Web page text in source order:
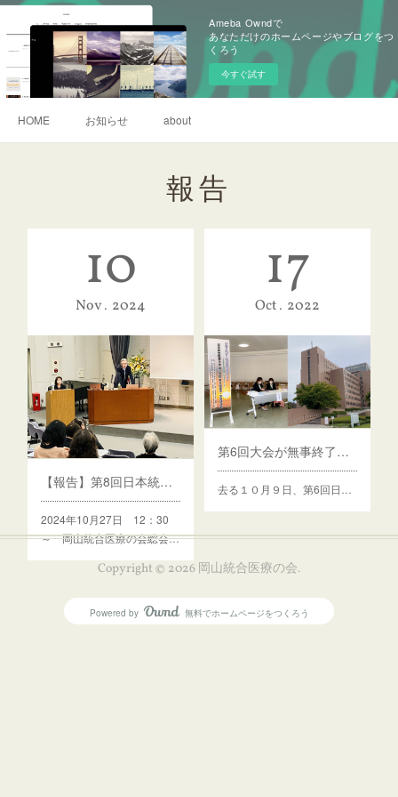
Ameba Owndで
あなただけのホームページやブログをつ
くろう
今すぐ試す
HOME お知らせ about
報告
10
Nov 2024
【報告】第8回日本統合医療学会岡山県支部総会・学術講演会 終了しました
2024年10月27日 12：30
～ 岡山統合医療の会総会…
17
Oct 2022
第6回大会が無事終了しました。
去る１０月９日、第6回日…
Copyright © 2026 岡山統合医療の会.
Powered by AmebaOwnd
無料でホームページをつくろう